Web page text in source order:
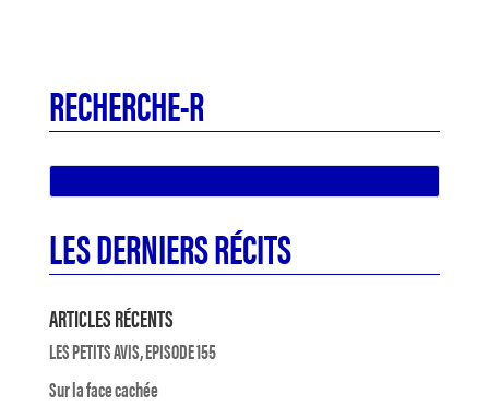
RECHERCHE-R
LES DERNIERS RÉCITS
ARTICLES RÉCENTS
LES PETITS AVIS, EPISODE 155
Sur la face cachée